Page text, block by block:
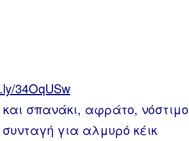
34OqUSw
σπανάκι, αφράτο, νόστιμο
για αλμυρό κέικ